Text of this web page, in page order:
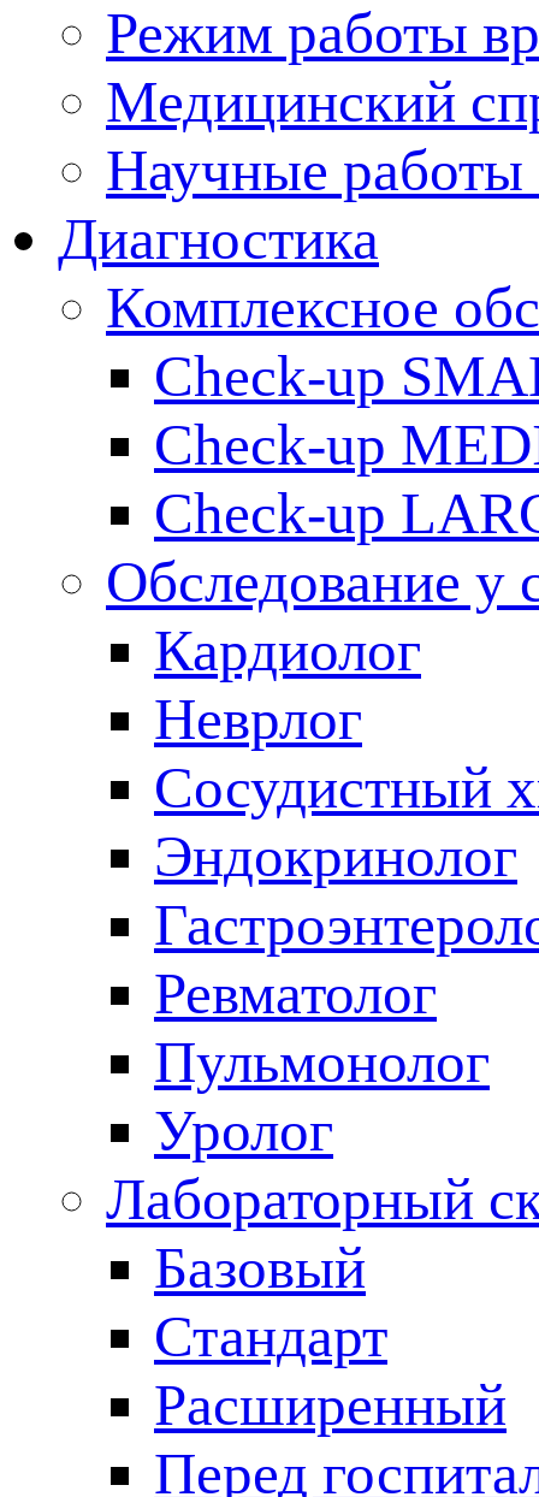
Режим работы
Медицинский
Научные работы
Диагностика
Комплексное
Check-up
Check-up
Check-up
Обследование у
Кардиолог
Неврлог
Сосудистный
Эндокринолог
Ревматолог
Пульмонолог
Уролог
Лабораторный
Базовый
Стандарт
Расширенный
Перед